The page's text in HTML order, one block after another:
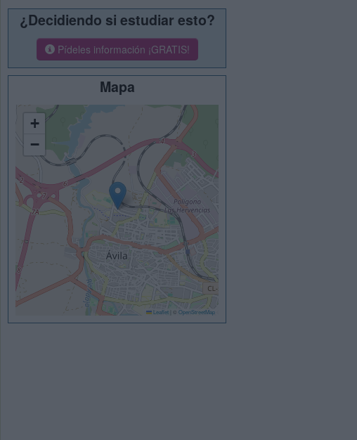
¿Decidiendo si estudiar esto?
Pídeles información ¡GRATIS!
Mapa
+
−
Leaflet © OpenStreetMap